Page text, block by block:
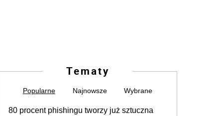
Tematy
Popularne Najnowsze Wybrane
80 procent phishingu tworzy już sztuczna